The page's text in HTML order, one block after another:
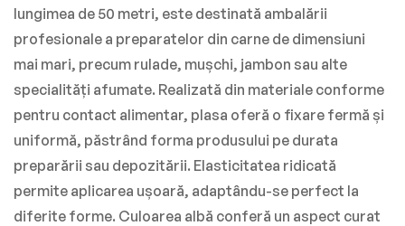
lungimea de 50 metri, este destinată ambalării
profesionale a preparatelor din carne de dimensiuni
mai mari, precum rulade, mușchi, jambon sau alte
specialități afumate. Realizată din materiale conforme
pentru contact alimentar, plasa oferă o fixare fermă și
uniformă, păstrând forma produsului pe durata
preparării sau depozitării. Elasticitatea ridicată
permite aplicarea ușoară, adaptându-se perfect la
diferite forme. Culoarea albă conferă un aspect curat